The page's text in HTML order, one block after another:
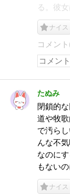
る。彼
ナイス
コメン
たぬみ
閉鎖的
道や牧
で汚ら
んな不
なのに
もない
ナイス